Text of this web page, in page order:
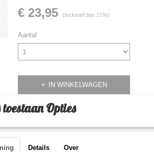
€ 23,95 (inclusief btw 21%)
Aantal
IN WINKELWAGEN
Omschrijving
Wit touw 8 mm
toestaan Opties
Details Over